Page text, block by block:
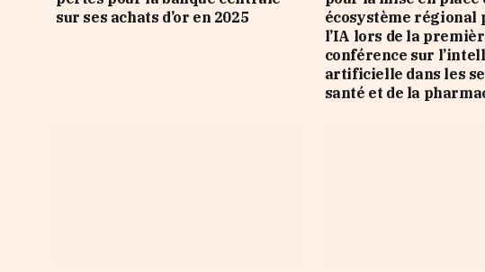
sur ses achats d’or en 2025
écosystème régional
l’IA lors de la
conférence sur
artificielle dans les
santé et de la